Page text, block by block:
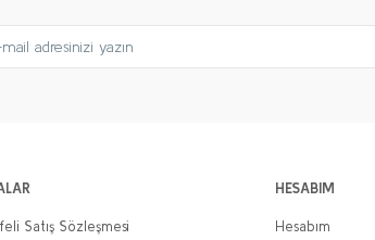
Satış Sözleşmesi
HESABIM
Hesabım